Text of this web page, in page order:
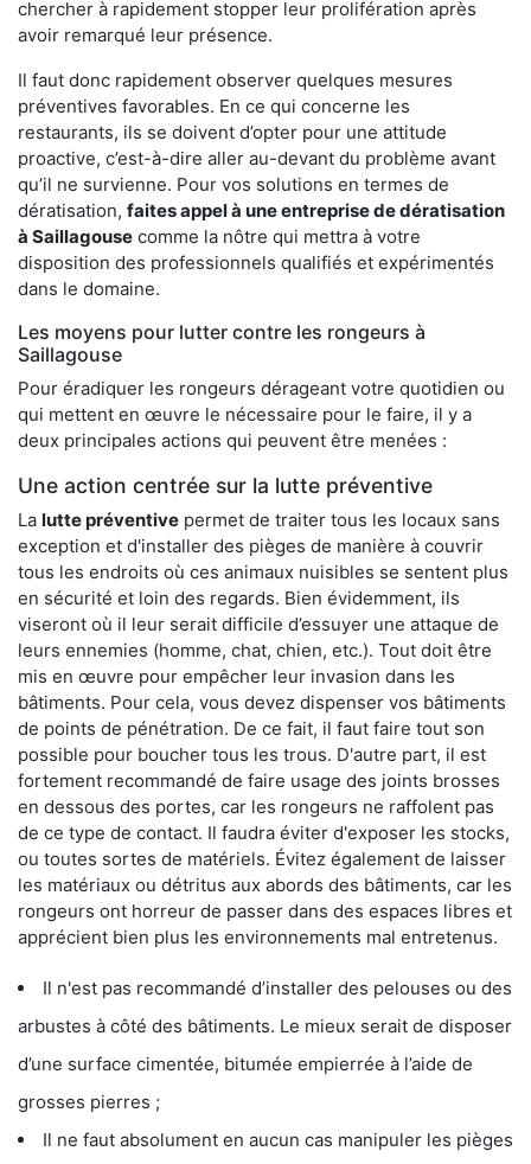
chercher à rapidement stopper leur prolifération après
avoir remarqué leur présence.
Il faut donc rapidement observer quelques mesures
préventives favorables. En ce qui concerne les
restaurants, ils se doivent d’opter pour une attitude
proactive, c’est-à-dire aller au-devant du problème avant
qu’il ne survienne. Pour vos solutions en termes de
dératisation, faites appel à une entreprise de dératisation
à Saillagouse comme la nôtre qui mettra à votre
disposition des professionnels qualifiés et expérimentés
dans le domaine.
Les moyens pour lutter contre les rongeurs à
Saillagouse
Pour éradiquer les rongeurs dérageant votre quotidien ou
qui mettent en œuvre le nécessaire pour le faire, il y a
deux principales actions qui peuvent être menées :
Une action centrée sur la lutte préventive
La lutte préventive permet de traiter tous les locaux sans
exception et d'installer des pièges de manière à couvrir
tous les endroits où ces animaux nuisibles se sentent plus
en sécurité et loin des regards. Bien évidemment, ils
viseront où il leur serait difficile d’essuyer une attaque de
leurs ennemies (homme, chat, chien, etc.). Tout doit être
mis en œuvre pour empêcher leur invasion dans les
bâtiments. Pour cela, vous devez dispenser vos bâtiments
de points de pénétration. De ce fait, il faut faire tout son
possible pour boucher tous les trous. D'autre part, il est
fortement recommandé de faire usage des joints brosses
en dessous des portes, car les rongeurs ne raffolent pas
de ce type de contact. Il faudra éviter d'exposer les stocks,
ou toutes sortes de matériels. Évitez également de laisser
les matériaux ou détritus aux abords des bâtiments, car les
rongeurs ont horreur de passer dans des espaces libres et
apprécient bien plus les environnements mal entretenus.
Il n'est pas recommandé d’installer des pelouses ou des
arbustes à côté des bâtiments. Le mieux serait de disposer
d’une surface cimentée, bitumée empierrée à l’aide de
grosses pierres ;
Il ne faut absolument en aucun cas manipuler les pièges